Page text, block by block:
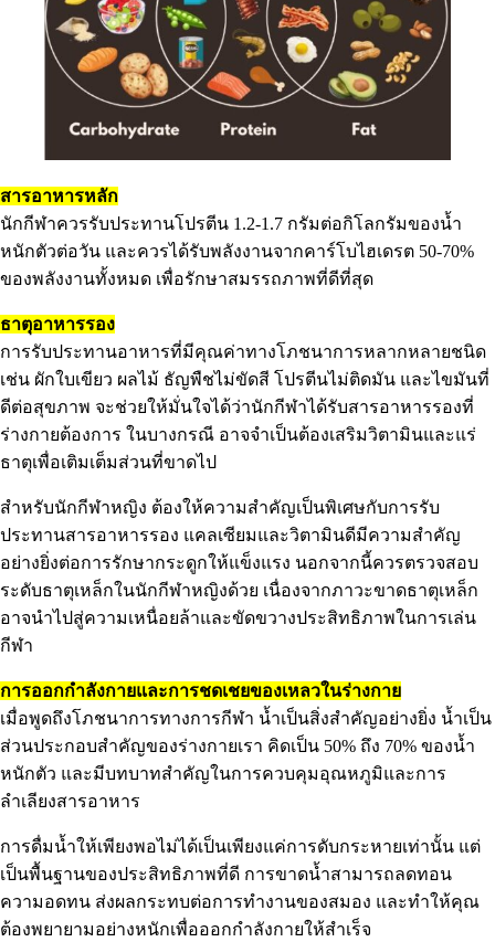
สารอาหารหลัก
นักกีฬาควรรับประทานโปรตีน 1.2-1.7 กรัมต่อกิโลกรัมของน้ำ
หนักตัวต่อวัน และควรได้รับพลังงานจากคาร์โบไฮเดรต 50-70%
ของพลังงานทั้งหมด เพื่อรักษาสมรรถภาพที่ดีที่สุด
ธาตุอาหารรอง
การรับประทานอาหารที่มีคุณค่าทางโภชนาการหลากหลายชนิด
เช่น ผักใบเขียว ผลไม้ ธัญพืชไม่ขัดสี โปรตีนไม่ติดมัน และไขมันที่
ดีต่อสุขภาพ จะช่วยให้มั่นใจได้ว่านักกีฬาได้รับสารอาหารรองที่
ร่างกายต้องการ ในบางกรณี อาจจำเป็นต้องเสริมวิตามินและแร่
ธาตุเพื่อเติมเต็มส่วนที่ขาดไป
สำหรับนักกีฬาหญิง ต้องให้ความสำคัญเป็นพิเศษกับการรับ
ประทานสารอาหารรอง แคลเซียมและวิตามินดีมีความสำคัญ
อย่างยิ่งต่อการรักษากระดูกให้แข็งแรง นอกจากนี้ควรตรวจสอบ
ระดับธาตุเหล็กในนักกีฬาหญิงด้วย เนื่องจากภาวะขาดธาตุเหล็ก
อาจนำไปสู่ความเหนื่อยล้าและขัดขวางประสิทธิภาพในการเล่น
กีฬา
การออกกำลังกายและการชดเชยของเหลวในร่างกาย
เมื่อพูดถึงโภชนาการทางการกีฬา น้ำเป็นสิ่งสำคัญอย่างยิ่ง น้ำเป็น
ส่วนประกอบสำคัญของร่างกายเรา คิดเป็น 50% ถึง 70% ของน้ำ
หนักตัว และมีบทบาทสำคัญในการควบคุมอุณหภูมิและการ
ลำเลียงสารอาหาร
การดื่มน้ำให้เพียงพอไม่ได้เป็นเพียงแค่การดับกระหายเท่านั้น แต่
เป็นพื้นฐานของประสิทธิภาพที่ดี การขาดน้ำสามารถลดทอน
ความอดทน ส่งผลกระทบต่อการทำงานของสมอง และทำให้คุณ
ต้องพยายามอย่างหนักเพื่อออกกำลังกายให้สำเร็จ